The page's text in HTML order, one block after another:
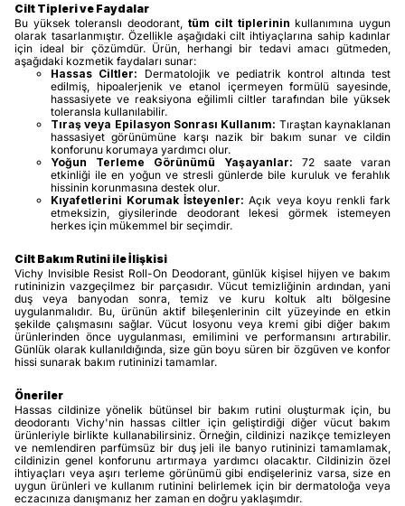
Cilt Tipleri ve Faydalar
Bu yüksek toleranslı deodorant, tüm cilt tiplerinin kullanımına uygun
olarak tasarlanmıştır. Özellikle aşağıdaki cilt ihtiyaçlarına sahip kadınlar
için ideal bir çözümdür. Ürün, herhangi bir tedavi amacı gütmeden,
aşağıdaki kozmetik faydaları sunar:
Hassas Ciltler: Dermatolojik ve pediatrik kontrol altında test
edilmiş, hipoalerjenik ve etanol içermeyen formülü sayesinde,
hassasiyete ve reaksiyona eğilimli ciltler tarafından bile yüksek
toleransla kullanılabilir.
Tıraş veya Epilasyon Sonrası Kullanım: Tıraştan kaynaklanan
hassasiyet görünümüne karşı nazik bir bakım sunar ve cildin
konforunu korumaya yardımcı olur.
Yoğun Terleme Görünümü Yaşayanlar: 72 saate varan
etkinliği ile en yoğun ve stresli günlerde bile kuruluk ve ferahlık
hissinin korunmasına destek olur.
Kıyafetlerini Korumak İsteyenler: Açık veya koyu renkli fark
etmeksizin, giysilerinde deodorant lekesi görmek istemeyen
herkes için mükemmel bir seçimdir.
Cilt Bakım Rutini ile İlişkisi
Vichy Invisible Resist Roll-On Deodorant, günlük kişisel hijyen ve bakım
rutininizin vazgeçilmez bir parçasıdır. Vücut temizliğinin ardından, yani
duş veya banyodan sonra, temiz ve kuru koltuk altı bölgesine
uygulanmalıdır. Bu, ürünün aktif bileşenlerinin cilt yüzeyinde en etkin
şekilde çalışmasını sağlar. Vücut losyonu veya kremi gibi diğer bakım
ürünlerinden önce uygulanması, emilimini ve performansını artırabilir.
Günlük olarak kullanıldığında, size gün boyu süren bir özgüven ve konfor
hissi sunarak bakım rutininizi tamamlar.
Öneriler
Hassas cildinize yönelik bütünsel bir bakım rutini oluşturmak için, bu
deodorantı Vichy'nin hassas ciltler için geliştirdiği diğer vücut bakım
ürünleriyle birlikte kullanabilirsiniz. Örneğin, cildinizi nazikçe temizleyen
ve nemlendiren parfümsüz bir duş jeli ile banyo rutininizi tamamlamak,
cildinizin genel konforunu artırmaya yardımcı olacaktır. Cildinizin özel
ihtiyaçları veya aşırı terleme görünümü gibi endişeleriniz varsa, size en
uygun ürünleri ve kullanım rutinini belirlemek için bir dermatoloğa veya
eczacınıza danışmanız her zaman en doğru yaklaşımdır.